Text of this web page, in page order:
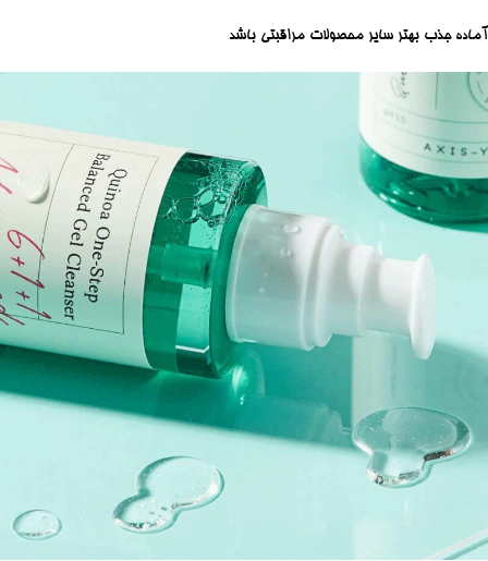
آماده جذب بهتر سایر محصولات مراقبتی باشد